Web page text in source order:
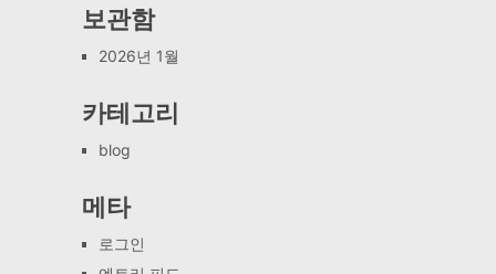
보관함
2026년 1월
카테고리
blog
메타
로그인